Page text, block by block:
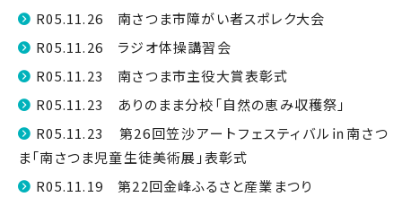
R05.11.26 南さつま市障がい者スポレク大会
R05.11.26 ラジオ体操講習会
R05.11.23 南さつま市主役大賞表彰式
R05.11.23 ありのまま分校「自然の恵み収穫祭」
R05.11.23 第26回笠沙アートフェスティバル㏌南さつ
ま「南さつま児童生徒美術展」表彰式
R05.11.19 第22回金峰ふるさと産業まつり